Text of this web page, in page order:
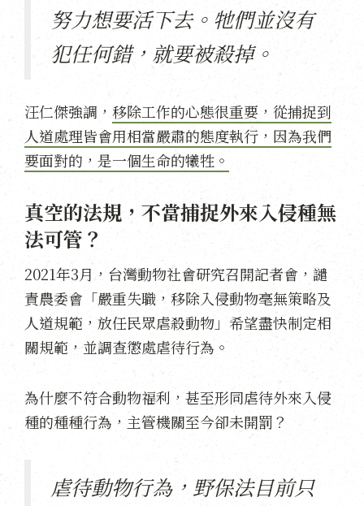
努力想要活下去。牠們並沒有
犯任何錯，就要被殺掉。
汪仁傑強調， 移除工作的心態很重要，從捕捉到
人道處理皆會用相當嚴肅的態度執行，因為我們
要面對的，是一個生命的犧牲。
真空的法規，不當捕捉外來入侵種無
法可管？
2021年3月，台灣動物社會研究召開記者會，譴
責農委會「嚴重失職，移除入侵動物毫無策略及
人道規範，放任民眾虐殺動物」希望盡快制定相
關規範，並調查懲處虐待行為。
為什麼不符合動物福利，甚至形同虐待外來入侵
種的種種行為，主管機關至今卻未開罰？
虐待動物行為，野保法目前只